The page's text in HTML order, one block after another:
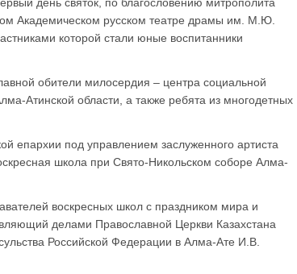
Академическом русском театре драмы им. М.Ю.
которой стали юные воспитанники
обители милосердия – центра социальной
Атинской области, а также ребята из многодетных
епархии под управлением заслуженного артиста
школа при Свято-Никольском соборе Алма-
воскресных школ с праздником мира и
делами Православной Церкви Казахстана
Российской Федерации в Алма-Ате И.В.